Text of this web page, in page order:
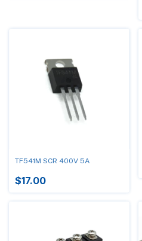
TF541M SCR 400V 5A
$17.00